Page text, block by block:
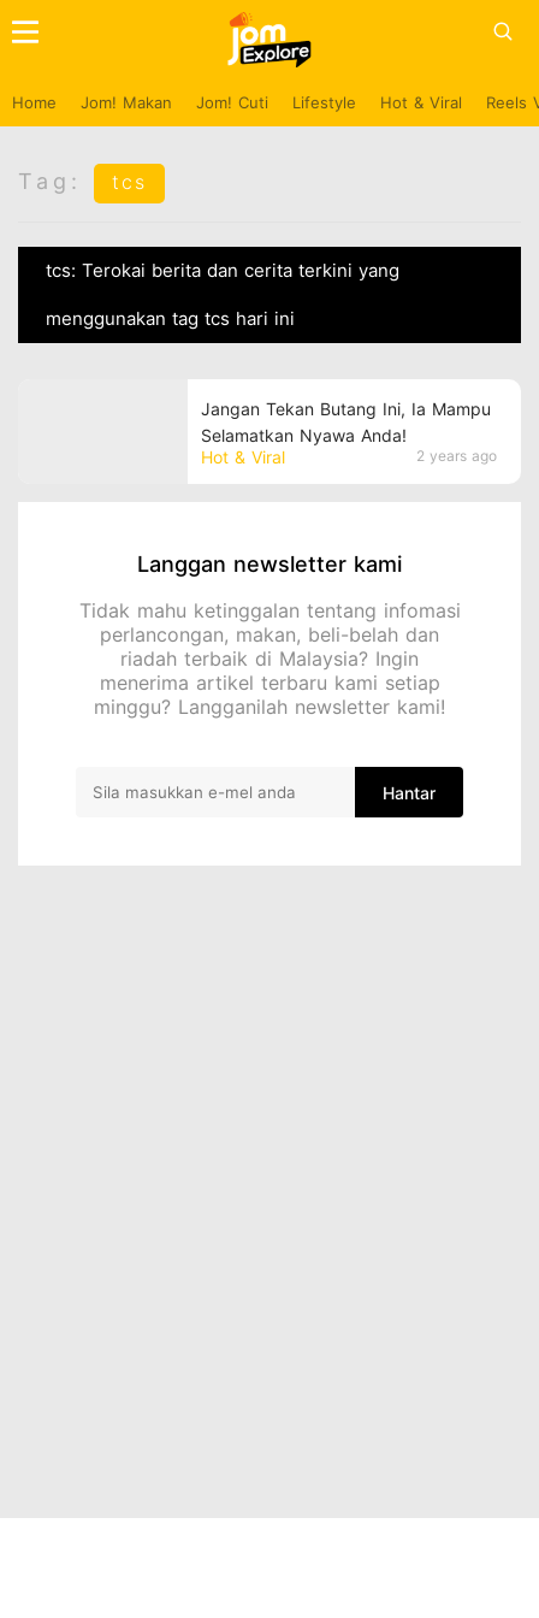
Home Jom! Makan Jom! Cuti Lifestyle Hot & Viral Reels
Tag: tcs
tcs: Terokai berita dan cerita terkini yang
menggunakan tag tcs hari ini
Hot & Viral 2 years ago
Jangan Tekan Butang Ini, Ia Mampu
Selamatkan Nyawa Anda!
Langgan newsletter kami
Tidak mahu ketinggalan tentang infomasi
perlancongan, makan, beli-belah dan
riadah terbaik di Malaysia? Ingin
menerima artikel terbaru kami setiap
minggu? Langganilah newsletter kami!
Hantar